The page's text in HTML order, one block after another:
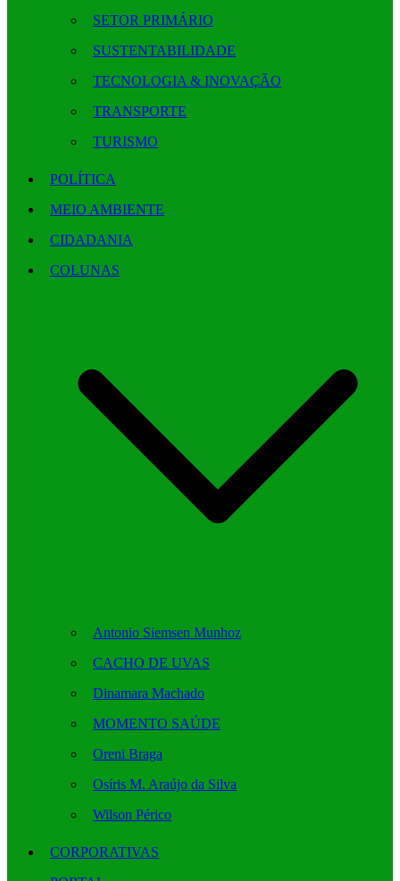
SETOR PRIMÁRIO
SUSTENTABILIDADE
TECNOLOGIA & INOVAÇÃO
TRANSPORTE
TURISMO
POLÍTICA
MEIO AMBIENTE
CIDADANIA
COLUNAS
Antonio Siemsen Munhoz
CACHO DE UVAS
Dinamara Machado
MOMENTO SAÚDE
Oreni Braga
Osíris M. Araújo da Silva
Wilson Périco
CORPORATIVAS